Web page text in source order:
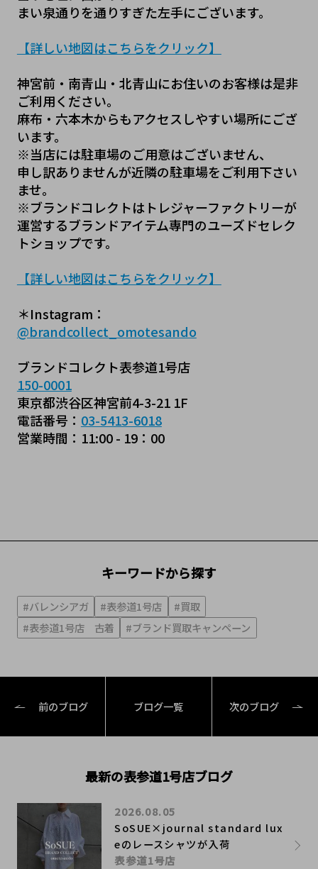
まい泉通りを通りすぎた左手にございます。
【詳しい地図はこちらをクリック】
神宮前・南青山・北青山にお住いのお客様は是非
ご利用ください。
麻布・六本木からもアクセスしやすい場所にござ
います。
※当店には駐車場のご用意はございません、
申し訳ありませんが近隣の駐車場をご利用下さい
ませ。
※ブランドコレクトはトレジャーファクトリーが
運営するブランドアイテム専門のユーズドセレク
トショップです。
【詳しい地図はこちらをクリック】
＊Instagram：
@brandcollect_omotesando
ブランドコレクト表参道1号店
150-0001
東京都渋谷区神宮前4-3-21 1F
電話番号： 03-5413-6018
営業時間：11:00 - 19：00
キーワードから探す
#バレンシアガ #表参道1号店
#買取
#表参道1号店 古着
#ブランド買取キャンペーン
前のブログ ブログ一覧 次のブログ
最新の表参道1号店ブログ
SoSUE×journal standard lux
eのレースシャツが入荷
2026.08.05
表参道1号店